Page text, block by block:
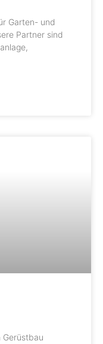
Garten- und
Partner sind
Gerüstbau